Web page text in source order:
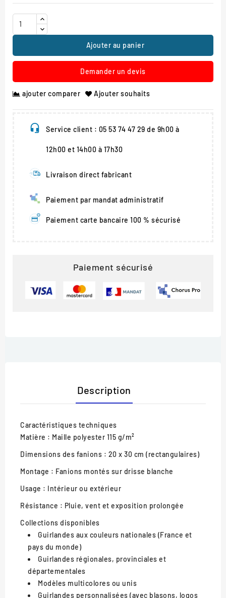
Ajouter au panier
Demander un devis
ajouter comparer Ajouter souhaits
Service client : 05 53 74 47 29 de 9h00 à
12h00 et 14h00 à 17h30
Livraison direct fabricant
Paiement par mandat administratif
Paiement carte bancaire 100 % sécurisé
Paiement sécurisé
Description
Caractéristiques techniques
Matière : Maille polyester 115 g/m²
Dimensions des fanions : 20 x 30 cm (rectangulaires)
Montage : Fanions montés sur drisse blanche
Usage : Intérieur ou extérieur
Résistance : Pluie, vent et exposition prolongée
Collections disponibles
Guirlandes aux couleurs nationales (France et
pays du monde)
Guirlandes régionales, provinciales et
départementales
Modèles multicolores ou unis
Guirlandes personnalisées (avec blasons, logos